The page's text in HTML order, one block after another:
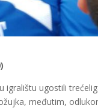
ugostili
međutim,